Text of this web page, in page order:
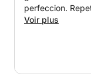
perfeccion.
Voir plus